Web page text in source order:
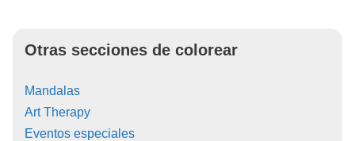
Otras secciones de colorear
Mandalas
Art Therapy
Eventos especiales